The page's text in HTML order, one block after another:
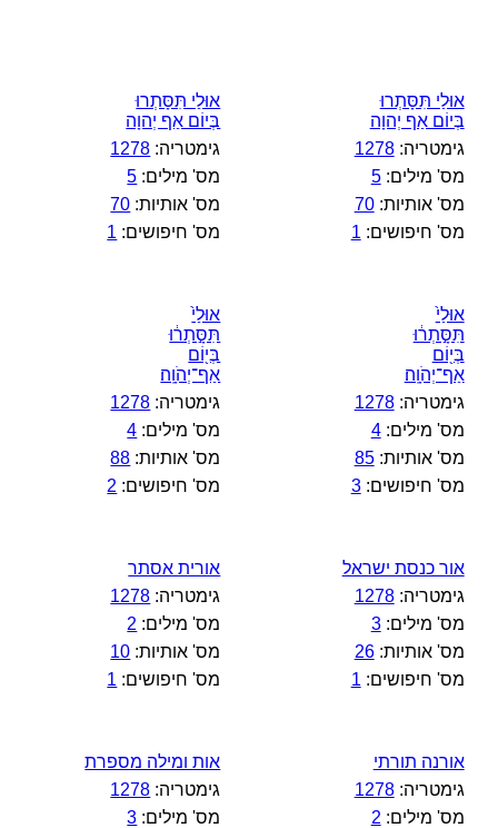
אוּלַי תִּסָּתְרוּ
בְּיוֹם אַף יְהוָה
גימטריה:1278
מס' מילים:5
מס' אותיות:70
מס' חיפושים: 1
אוּלַי תִּסָּתְרוּ
בְּיוֹם אַף יְהוָה
גימטריה: 1278
מס' מילים: 5
מס' אותיות: 70
מס' חיפושים: 1
אוּלַי֙
תִּסָּ֣תְר֔וּ
בְּי֖וֹם
אַף־יְהֹוָֽה׃
גימטריה:1278
מס' מילים:4
מס' אותיות:85
מס' חיפושים:3
אוּלַי֙
תִּסָּ֣תְר֔וּ
בְּי֖וֹם
אַף⁠־יְהֹוָֽה׃
גימטריה: 1278
מס' מילים: 4
מס' אותיות: 88
מס' חיפושים: 2
אור כנסת ישראל
גימטריה:1278
מס' מילים:3
מס' אותיות:26
מס' חיפושים: 1
אורית אסתר
גימטריה: 1278
מס' מילים: 2
מס' אותיות: 10
מס' חיפושים: 1
אורנה תורתי
גימטריה:1278
מס' מילים: 2
אות ומילה מספרת
גימטריה: 1278
מס' מילים: 3